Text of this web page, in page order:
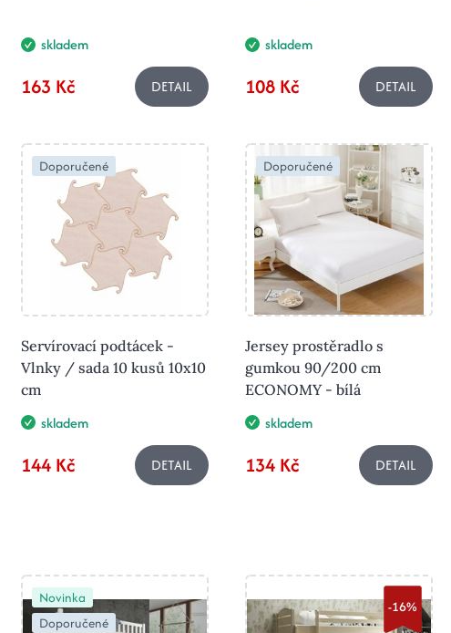
skladem
163 Kč DETAIL
skladem
108 Kč DETAIL
Doporučené
Servírovací podtácek -
Vlnky / sada 10 kusů 10x10
cm
skladem
144 Kč DETAIL
Doporučené
Jersey prostěradlo s
gumkou 90/200 cm
ECONOMY - bílá
skladem
134 Kč DETAIL
Novinka
Doporučené
-16%